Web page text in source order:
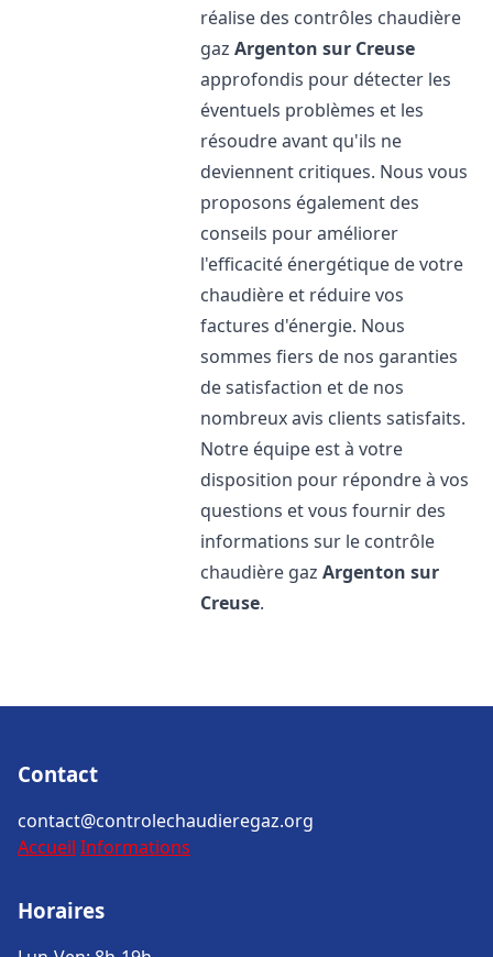
réalise des contrôles chaudière
gazArgenton sur Creuse
approfondis pour détecter les
éventuels problèmes et les
résoudre avant qu'ils ne
deviennent critiques. Nous vous
proposons également des
conseils pour améliorer
l'efficacité énergétique de votre
chaudière et réduire vos
factures d'énergie. Nous
sommes fiers de nos garanties
de satisfaction et de nos
nombreux avis clients satisfaits.
Notre équipe est à votre
disposition pour répondre à vos
questions et vous fournir des
informations sur le contrôle
chaudière gazArgenton sur
Creuse.
Contact
contact@controlechaudieregaz.org
Accueil Informations
Horaires